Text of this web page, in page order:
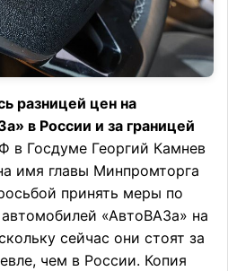
разницей цен на
в России и за границей
в Госдуме Георгий Камнев
имя главы Минпромторга
принять меры по
«АвтоВАЗа» на
сейчас они стоят за
чем в России. Копия